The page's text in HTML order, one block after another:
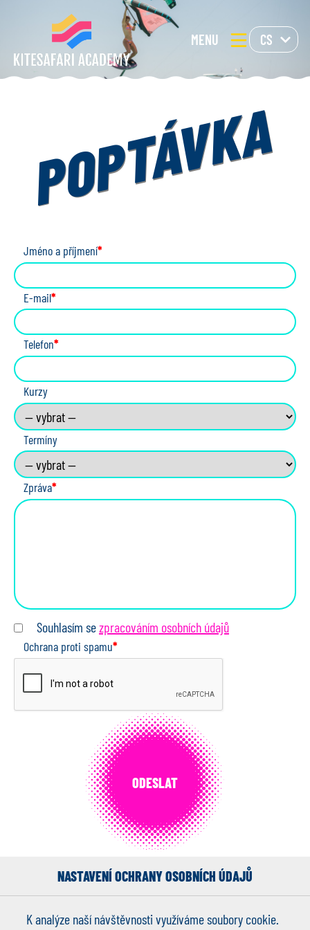
MENU CS
POPTÁVKA
Jméno a příjmení*
E-mail*
Telefon*
Kurzy
Termíny
Zpráva*
Souhlasím sezpracováním osobních údajů
Ochrana proti spamu*
NASTAVENÍ OCHRANY OSOBNÍCH ÚDAJŮ
K analýze naší návštěvnosti využíváme soubory cookie.